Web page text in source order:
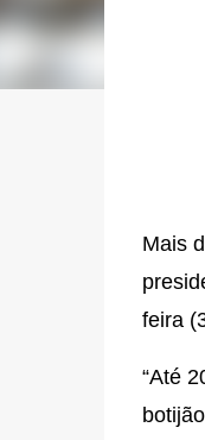
Mais
feira
“Até